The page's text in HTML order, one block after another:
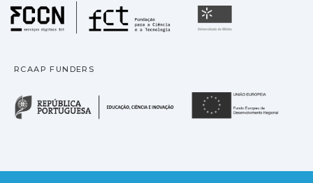
Fundação para a
RCAAP FUNDERS
República Portuguesa